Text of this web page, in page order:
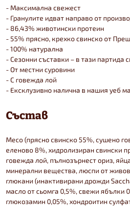
- Максимална свежест
- Гранулите идват направо от
- 86,43% животински протеин
- 55% прясно, крехко свинско от
- 100% натурална
- Сезонни съставки – в тази партида
- От местни суровини
- С говежда лой
- Ексклузивно налична в нашия уеб
Състав
Месо (прясно свинско 55%, сушено
еленово 8%, хидролизиран свински
говежда лой, пълнозърнест ориз,
минерални вещества, люспи от
глюкани (инактивирани дрожди
масло от сьомга 0,5%, свежи ябълки
глюкозамин 0,05%, хондроитин